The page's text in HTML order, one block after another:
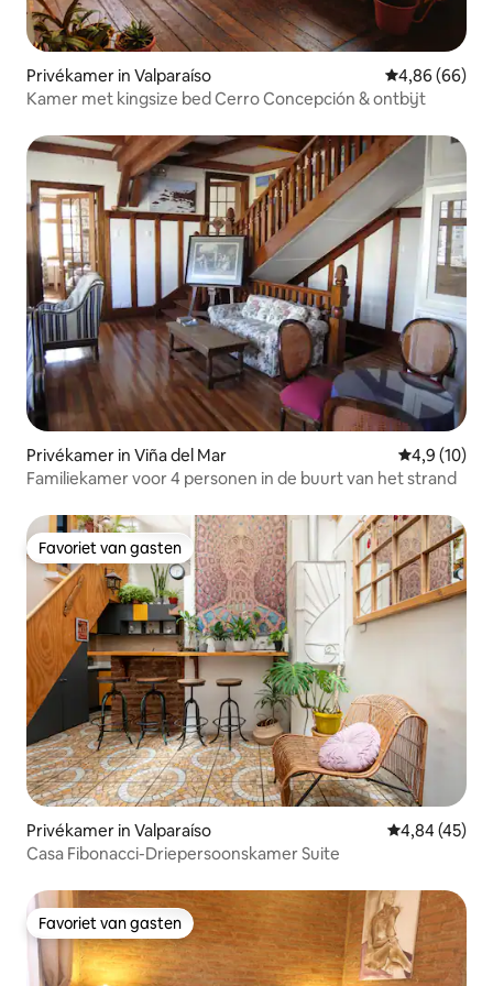
Privékamer in Valparaíso Gemiddelde
4,86 (66)
Kamer met kingsize bed Cerro Concepción & ontbijt
Privékamer in Viña del Mar
4,9 (10)
Familiekamer voor 4 personen in de buurt van het strand
Favoriet van gasten
Favoriet van gasten
Privékamer in Valparaíso Gemiddelde
4,84 (45)
Casa Fibonacci-Driepersoonskamer Suite
Favoriet van gasten
Favoriet van gasten